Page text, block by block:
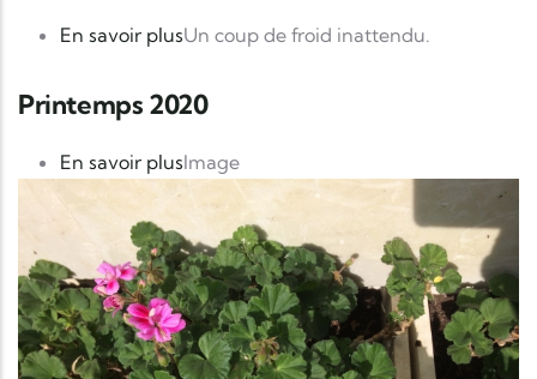
En savoir plussur Coup de froid
Un coup de froid inattendu.
Printemps 2020
En savoir plussur Printemps 2020
Image